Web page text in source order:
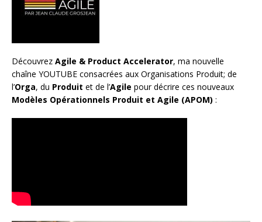
Découvrez Agile & Product Accelerator, ma nouvelle
chaîne YOUTUBE consacrées aux Organisations Produit; de
l’Orga, du Produit et de l’Agile pour décrire ces nouveaux
Modèles Opérationnels Produit et Agile (APOM) :